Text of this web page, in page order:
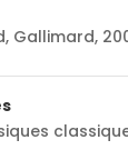
Gallimard,